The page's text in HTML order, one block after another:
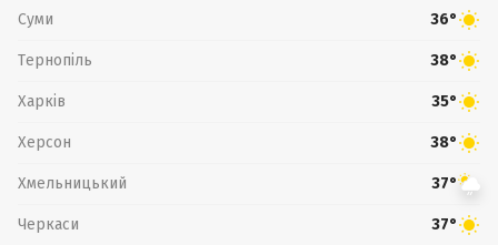
Суми 36°
Тернопіль 38°
Харків 35°
Херсон 38°
Хмельницький 37°
Черкаси 37°